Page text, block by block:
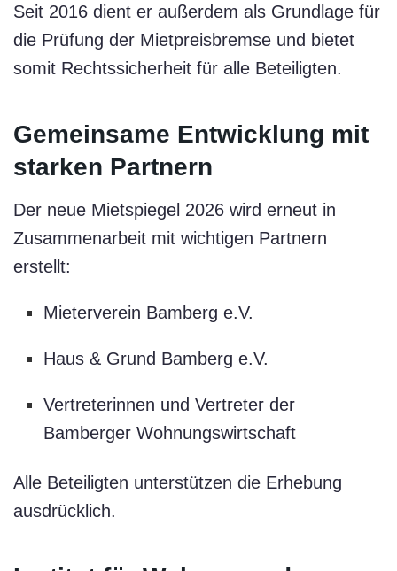
Seit 2016 dient er außerdem als Grundlage für
die Prüfung der Mietpreisbremse und bietet
somit Rechtssicherheit für alle Beteiligten.
Gemeinsame Entwicklung mit
starken Partnern
Der neue Mietspiegel 2026 wird erneut in
Zusammenarbeit mit wichtigen Partnern
erstellt:
Mieterverein Bamberg e.V.
Haus & Grund Bamberg e.V.
Vertreterinnen und Vertreter der
Bamberger Wohnungswirtschaft
Alle Beteiligten unterstützen die Erhebung
ausdrücklich.